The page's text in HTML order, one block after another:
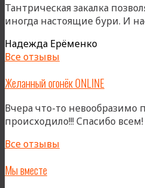
Тантрическая закалка
иногда настоящие бури. И
Надежда Ерёменко
Все отзывы
Желанный огонёк ONLINE
Вчера что-то невообразимо
происходило!!! Спасибо
Все отзывы
Мы вместе